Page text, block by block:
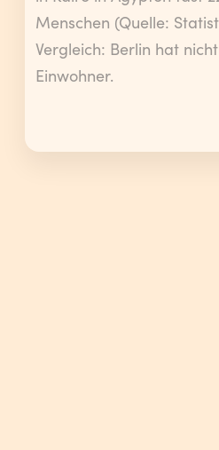
Menschen (Quelle:
Vergleich: Berlin hat
Einwohner.